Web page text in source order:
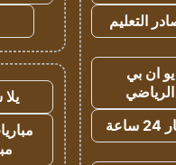
التعليم
يو ان بي
الرياضي